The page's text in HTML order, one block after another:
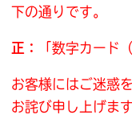
下の通りです。
正： 「数字カー
お客様にはご迷惑
お詫び申し上げます